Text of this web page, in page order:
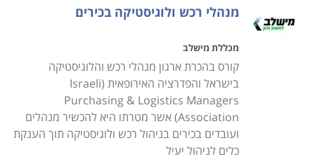
ארגון אשר פועל בו קניין מוצלח נהנה מיתרונות רבים
וחשובים; בראש ובראשונה, במידה ואכן נערכה סקירה
נאותה ומקיפה בין הטכנולוגיות ומקורות האספקה, הרי
שחומרי הגלם המשמשים אותו נקנים במחירים
אטרקטיביים, דבר המוזיל את עלויות הייצור ומשפר את
רווחיות התוצר הסופי המשווק. כאשר המלאי זמין מהספקים
בכל עת במהירות הנדרשת ובתהליך שינוע זריז וחסכוני,
מנהלי רכש ולוגיסטיקה בכירים
מכללת מישלב
קורס בהכרת ארגון מנהלי רכש והלוגיסטיקה
בישראל והפדרציה האירופאית (Israeli
Purchasing & Logistics Managers
Association) אשר מטרתו היא להכשיר מנהלים
ועובדים בכירים בניהול רכש ולוגיסטיקה תוך הענקת
כלים לניהול יעיל